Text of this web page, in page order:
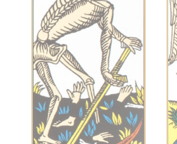
transformation, la
fin des cycles et le
renouveau. Cette
carte annonce
souvent des
changements
significatifs, mais
nécessaires.